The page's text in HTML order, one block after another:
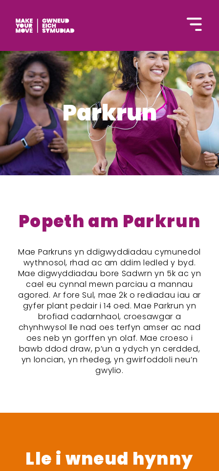
English
Parkrun
Popeth am Parkrun
Mae Parkruns yn ddigwyddiadau cymunedol
wythnosol, rhad ac am ddim ledled y byd.
Mae digwyddiadau bore Sadwrn yn 5k ac yn
cael eu cynnal mewn parciau a mannau
agored. Ar fore Sul, mae 2k o rediadau iau ar
gyfer plant pedair i 14 oed. Mae Parkrun yn
brofiad cadarnhaol, croesawgar a
chynhwysol lle nad oes terfyn amser ac nad
oes neb yn gorffen yn olaf. Mae croeso i
bawb ddod draw, p’un a ydych yn cerdded,
yn loncian, yn rhedeg, yn gwirfoddoli neu’n
gwylio.
Lle i wneud hynny